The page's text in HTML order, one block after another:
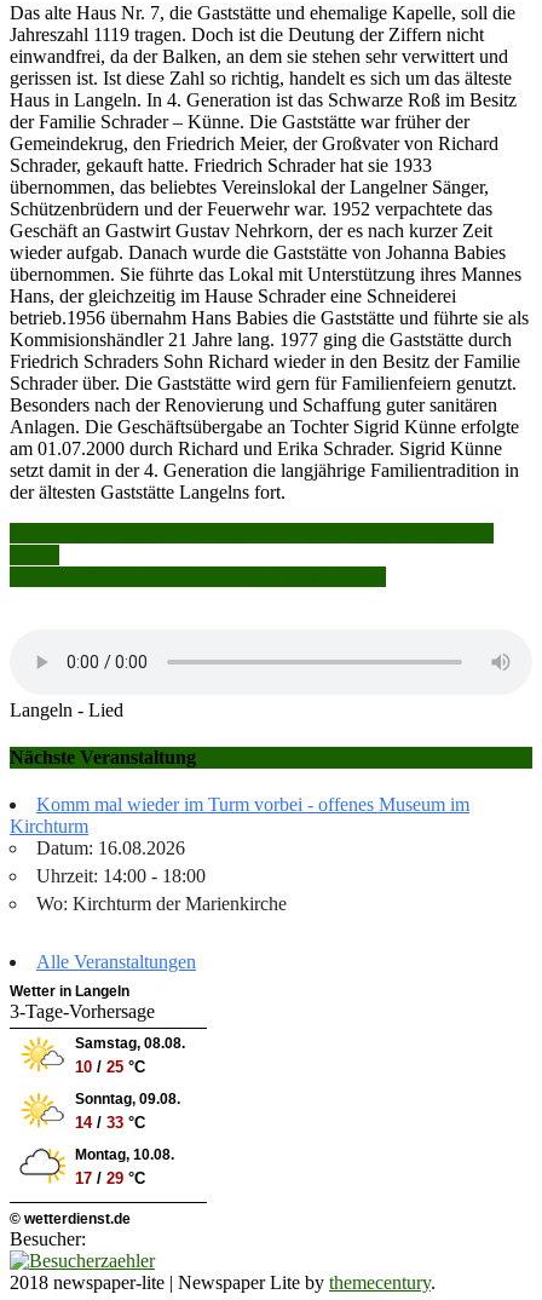
Das alte Haus Nr. 7, die Gaststätte und ehemalige Kapelle, soll die
Jahreszahl 1119 tragen. Doch ist die Deutung der Ziffern nicht
einwandfrei, da der Balken, an dem sie stehen sehr verwittert und
gerissen ist. Ist diese Zahl so richtig, handelt es sich um das älteste
Haus in Langeln. In 4. Generation ist das Schwarze Roß im Besitz
der Familie Schrader – Künne. Die Gaststätte war früher der
Gemeindekrug, den Friedrich Meier, der Großvater von Richard
Schrader, gekauft hatte. Friedrich Schrader hat sie 1933
übernommen, das beliebtes Vereinslokal der Langelner Sänger,
Schützenbrüdern und der Feuerwehr war. 1952 verpachtete das
Geschäft an Gastwirt Gustav Nehrkorn, der es nach kurzer Zeit
wieder aufgab. Danach wurde die Gaststätte von Johanna Babies
übernommen. Sie führte das Lokal mit Unterstützung ihres Mannes
Hans, der gleichzeitig im Hause Schrader eine Schneiderei
betrieb.1956 übernahm Hans Babies die Gaststätte und führte sie als
Kommisionshändler 21 Jahre lang. 1977 ging die Gaststätte durch
Friedrich Schraders Sohn Richard wieder in den Besitz der Familie
Schrader über. Die Gaststätte wird gern für Familienfeiern genutzt.
Besonders nach der Renovierung und Schaffung guter sanitären
Anlagen. Die Geschäftsübergabe an Tochter Sigrid Künne erfolgte
am 01.07.2000 durch Richard und Erika Schrader. Sigrid Künne
setzt damit in der 4. Generation die langjährige Familientradition in
der ältesten Gaststätte Langelns fort.
Beitragsnavigation
Langeln - Lied
Nächste Veranstaltung
Komm mal wieder im Turm vorbei - offenes Museum im
Kirchturm
Datum: 16.08.2026
Uhrzeit: 14:00 - 18:00
Wo: Kirchturm der Marienkirche
Alle Veranstaltungen
Wetter in Langeln
3-Tage-Vorhersage
Samstag, 08.08.
10 / 25 °C
Sonntag, 09.08.
14/ 33 °C
Montag, 10.08.
17 / 29 °C
© wetterdienst.de
Besucher:
2018 newspaper-lite | Newspaper Lite by themecentury.